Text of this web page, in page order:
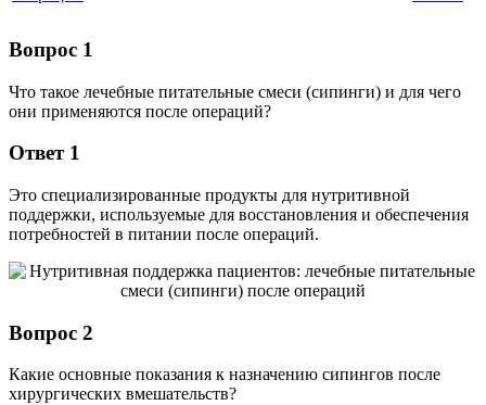
Вопрос 1
Что такое лечебные питательные смеси (сипинги) и для чего
они применяются после операций?
Ответ 1
Это специализированные продукты для нутритивной
поддержки, используемые для восстановления и обеспечения
потребностей в питании после операций.
Вопрос 2
Какие основные показания к назначению сипингов после
хирургических вмешательств?